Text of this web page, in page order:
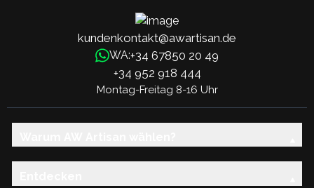
kundenkontakt@awartisan.de
WA:+34 67850 20 49
+34 952 918 444
Montag-Freitag 8-16 Uhr